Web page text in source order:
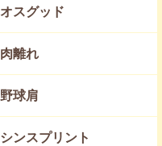
オスグッド
肉離れ
野球肩
シンスプリント